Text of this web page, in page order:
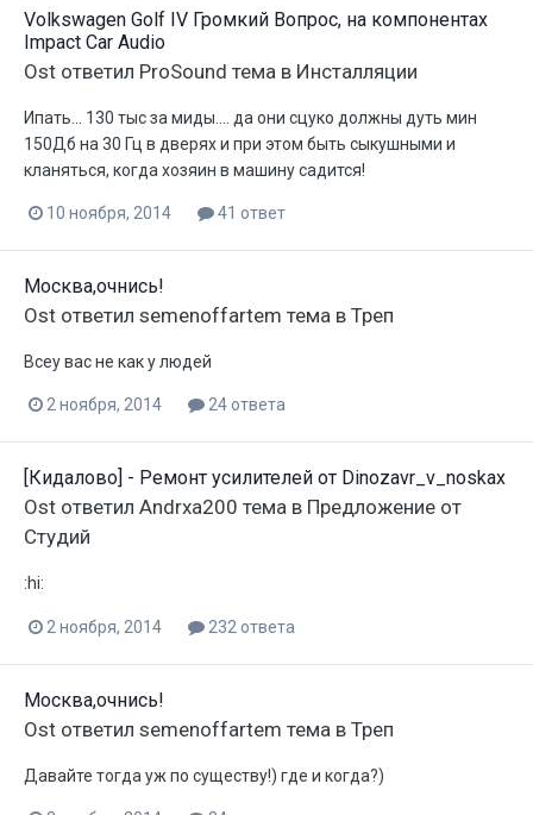
Volkswagen Golf IV Громкий Вопрос, на компонентах
Impact Car Audio
Ost ответил ProSound тема в Инсталляции
Ипать... 130 тыс за миды.... да они сцуко должны дуть мин
150Дб на 30 Гц в дверях и при этом быть сыкушными и
кланяться, когда хозяин в машину садится!
10 ноября, 2014 41 ответ
Москва,очнись!
Ost ответил semenoffartem тема в Треп
Всеу вас не как у людей
2 ноября, 2014 24 ответа
[Кидалово] - Ремонт усилителей от Dinozavr_v_noskax
Ost ответил Andrxa200 тема в Предложение от
Студий
:hi:
2 ноября, 2014 232 ответа
Москва,очнись!
Ost ответил semenoffartem тема в Треп
Давайте тогда уж по существу!) где и когда?)